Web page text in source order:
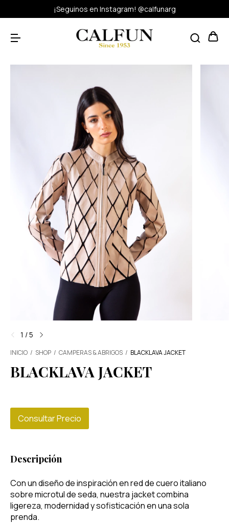
¡Seguinos en Instagram! @calfunarg
1 /5
INICIO / SHOP / CAMPERAS & ABRIGOS / BLACKLAVA JACKET
BLACKLAVA JACKET
Consultar Precio
Descripción
Con un diseño de inspiración en red de cuero italiano
sobre microtul de seda, nuestra jacket combina
ligereza, modernidad y sofisticación en una sola
prenda.